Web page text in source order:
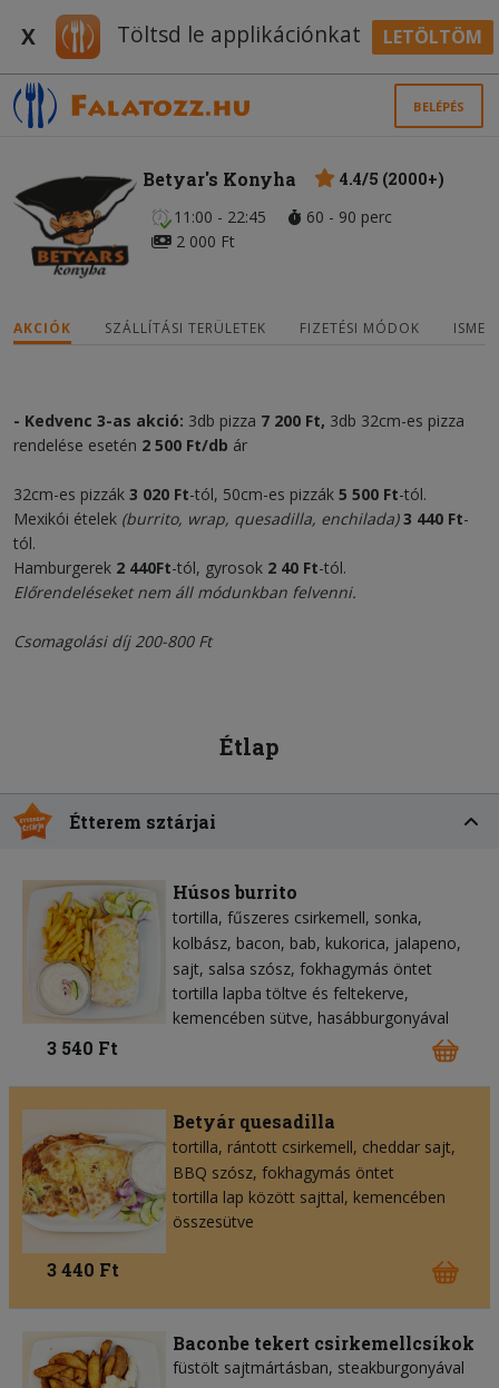
X Töltsd le applikációnkat LETÖLTÖM
BELÉPÉS
Betyar's Konyha
4.4/5 (2000+)
11:00 - 22:45
60 - 90 perc
2 000 Ft
AKCIÓK SZÁLLÍTÁSI TERÜLETEK FIZETÉSI MÓDOK
- Kedvenc 3-as akció: 3db pizza 7 200 Ft, 3db 32cm-es pizza
rendelése esetén 2 500 Ft/db ár
32cm-es pizzák 3 020 Ft-tól, 50cm-es pizzák 5 500 Ft-tól.
Mexikói ételek (burrito, wrap, quesadilla, enchilada) 3 440 Ft-
tól.
Hamburgerek 2 440Ft-tól, gyrosok 2 40 Ft-tól.
Előrendeléseket nem áll módunkban felvenni.
Csomagolási díj 200-800 Ft
Étlap
Étterem sztárjai
Húsos burrito
tortilla fűszeres csirkemell sonka
kolbász bacon bab kukorica jalapeno
sajt salsa szósz fokhagymás öntet
tortilla lapba töltve és feltekerve,
kemencében sütve, hasábburgonyával
3 540 Ft
Betyár quesadilla
tortilla rántott csirkemell cheddar sajt
BBQ szósz fokhagymás öntet
tortilla lap között sajttal, kemencében
összesütve
3 440 Ft
Baconbe tekert csirkemellcsíkok
füstölt sajtmártásban, steakburgonyával